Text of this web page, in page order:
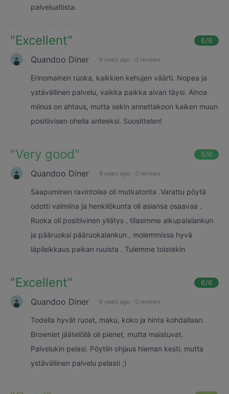
palvelualtista.
"Excellent" 6/6
Quandoo Diner 9 years ago · 0 reviews
Erinomainen ruoka, kaikkien kehujen väärti. Nopea ja
ystävällinen palvelu, vaikka paikka aivan täysi. Ainoa
miinus on ahtaus, mutta sekin annettakoon kaiken muun
positiivisen ohella anteeksi. Suosittelen!
"Very good" 5/6
Quandoo Diner 9 years ago · 0 reviews
Saapuminen ravintolaa oli mutkatonta .Varattu pöytä
odotti valmiina ja henkilökunta oli asiansa osaavaa .
Ruoka oli positiivinen yllätys , tilasimme alkupalalankun
ja pääruoksi pääruokalankun , molemmissa hyvä
läpileikkaus paikan ruuista . Tulemme toistekin
"Excellent" 6/6
Quandoo Diner 9 years ago · 0 reviews
Todella hyvät ruoat, maku, koko ja hinta kohdallaan.
Browniet jäätelöllä oli pienet, mutta maistuvat.
Palvelukin pelasi. Pöytiin ohjaus hieman kesti, mutta
ystävällinen palvelu pelasti ;)